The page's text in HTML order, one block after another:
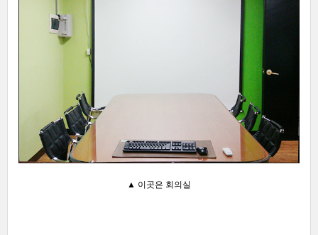
▲ 이곳은 회의실